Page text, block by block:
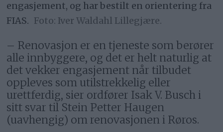
engasjement, og har bestilt en orientering fra
FIAS.
Iver Waldahl Lillegjære.
– Renovasjon er en tjeneste som berører
alle innbyggere, og det er helt naturlig at
det vekker engasjement når tilbudet
oppleves som utilstrekkelig eller
urettferdig, sier ordfører Isak V. Busch i
sitt svar til Stein Petter Haugen
(uavhengig) om renovasjonen i Røros.